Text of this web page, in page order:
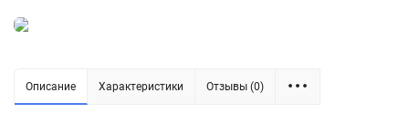
Описание Характеристики Отзывы (0)